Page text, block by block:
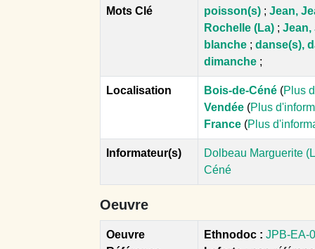
Mots Clé poisson(s) ; Jean,
Rochelle (La) ; Jean,
blanche ; danse(s),
dimanche ;
Localisation Bois-de-Céné (Plus
Vendée (Plus
France (Plus
Informateur(s)
Dolbeau Marguerite
Céné
Oeuvre
Oeuvre
Ethnodoc : JPB-EA-